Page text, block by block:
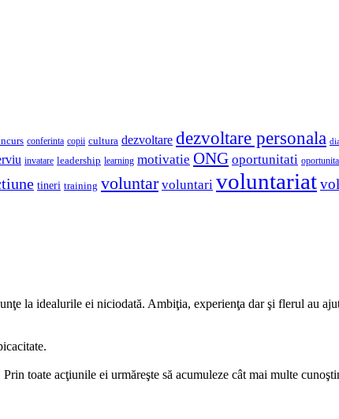
conferinta copii cultura dezvoltare dezvoltare personala
invatare leadership learning motivatie ONG oportunitati
tineri training voluntar voluntari voluntariat
la idealurile ei niciodată. Ambiţia, experienţa dar şi flerul au
toate acţiunile ei urmăreşte să acumuleze cât mai multe